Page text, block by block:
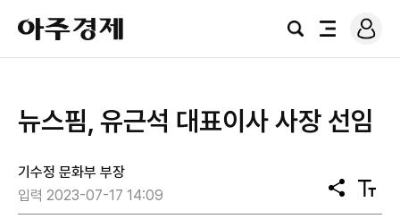
아
주
경
검
전
로
그
​뉴스핌, 유근석 대표이사 사장 선임
기수정 문화부 부장
입력 2023-07-17 14:09
공
유
텍
스